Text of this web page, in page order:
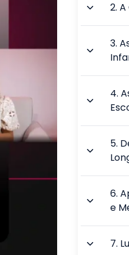
2.A
3.
4.
5.
6.
e
7.